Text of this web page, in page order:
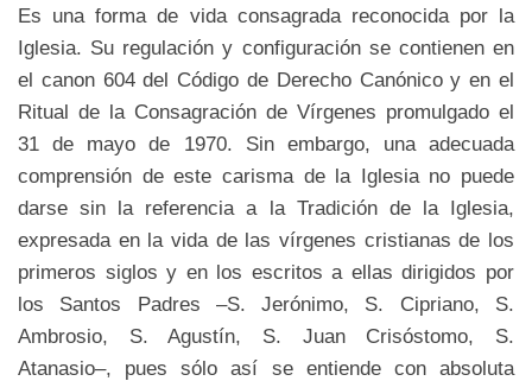
Es una forma de vida consagrada reconocida por la
Iglesia. Su regulación y configuración se contienen en
el canon 604 del Código de Derecho Canónico y en el
Ritual de la Consagración de Vírgenes promulgado el
31 de mayo de 1970. Sin embargo, una adecuada
comprensión de este carisma de la Iglesia no puede
darse sin la referencia a la Tradición de la Iglesia,
expresada en la vida de las vírgenes cristianas de los
primeros siglos y en los escritos a ellas dirigidos por
los Santos Padres –S. Jerónimo, S. Cipriano, S.
Ambrosio, S. Agustín, S. Juan Crisóstomo, S.
Atanasio–, pues sólo así se entiende con absoluta